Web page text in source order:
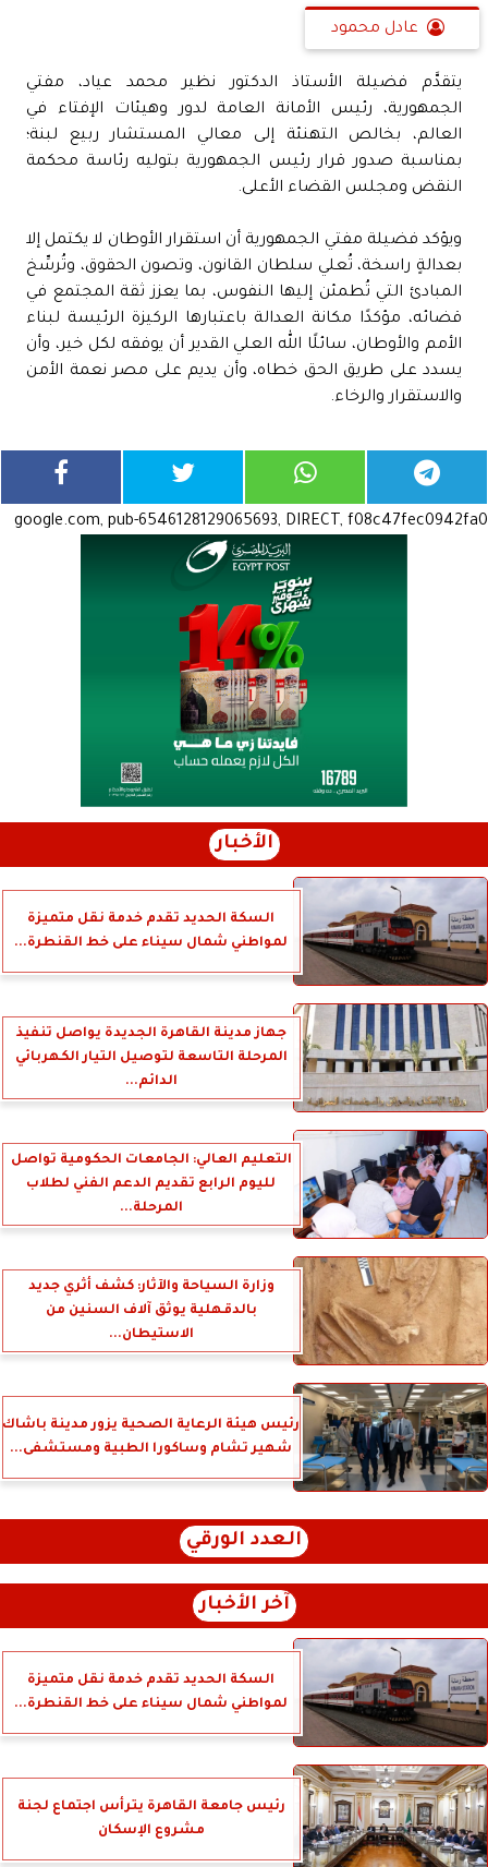
عادل محمود
يتقدَّم فضيلة الأستاذ الدكتور نظير محمد عياد، مفتي
الجمهورية، رئيس الأمانة العامة لدور وهيئات الإفتاء في
العالم، بخالص التهنئة إلى معالي المستشار ربيع لبنة؛
بمناسبة صدور قرار رئيس الجمهورية بتوليه رئاسة محكمة
النقض ومجلس القضاء الأعلى.
ويؤكد فضيلة مفتي الجمهورية أن استقرار الأوطان لا يكتمل إلا
بعدالةٍ راسخة، تُعلي سلطان القانون، وتصون الحقوق، وتُرسِّخ
المبادئ التي تُطمئن إليها النفوس، بما يعزز ثقة المجتمع في
قضائه، مؤكدًا مكانة العدالة باعتبارها الركيزة الرئيسة لبناء
الأمم والأوطان، سائلًا الله العلي القدير أن يوفقه لكل خير، وأن
يسدد على طريق الحق خطاه، وأن يديم على مصر نعمة الأمن
والاستقرار والرخاء.
google.com, pub-6546128129065693, DIRECT, f08c47fec0942fa0
الأخبار
السكة الحديد تقدم خدمة نقل متميزة
لمواطني شمال سيناء على خط القنطرة...
جهاز مدينة القاهرة الجديدة يواصل تنفيذ
المرحلة التاسعة لتوصيل التيار الكهربائي
الدائم...
التعليم العالي: الجامعات الحكومية تواصل
لليوم الرابع تقديم الدعم الفني لطلاب
المرحلة...
وزارة السياحة والآثار: كشف أثري جديد
بالدقهلية يوثق آلاف السنين من
الاستيطان...
رئيس هيئة الرعاية الصحية يزور مدينة باشاك
شهير تشام وساكورا الطبية ومستشفى...
العدد الورقي
آخر الأخبار
السكة الحديد تقدم خدمة نقل متميزة
لمواطني شمال سيناء على خط القنطرة...
رئيس جامعة القاهرة يترأس اجتماع لجنة
مشروع الإسكان